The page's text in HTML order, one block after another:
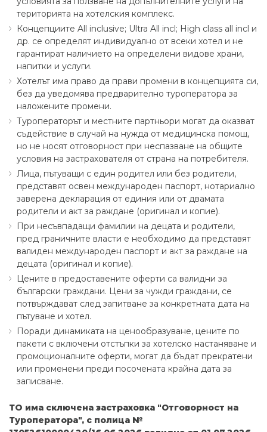
територията на хотелския комплекс.
Концепциите All inclusive; Ultra All incl; High class all incl и
др. се определят индивидуално от всеки хотел и не
гарантират наличието на определени видове храни,
напитки и услуги.
Хотелът има право да прави промени в концепцията си,
без да уведомява предварително туроператора за
наложените промени.
Туроператорът и местните партньори могат да оказват
съдействие в случай на нужда от медицинска помощ,
но не носят отговорност при неспазване на общите
условия на застрахователя от страна на потребителя.
Лица, пътуващи с един родител или без родители,
представят освен международен паспорт, нотариално
заверена декларация от единия или от двамата
родители и акт за раждане (оригинал и копие).
При несъвпадащи фамилии на децата и родители,
пред граничните власти е необходимо да представят
валиден международен паспорт и акт за раждане на
децата (оригинал и копие).
Цените в предоставените оферти са валидни за
български граждани. Цени за чужди граждани, се
потвърждават след запитване за конкретната дата на
пътуване и хотел.
Поради динамиката на ценообразуване, цените по
пакети с включени отстъпки за хотелско настаняване и
промоционалните оферти, могат да бъдат прекратени
или променени преди посочената крайна дата за
записване.
ТO има сключена застраховка "Отговорност на
Туроператора", с полица №